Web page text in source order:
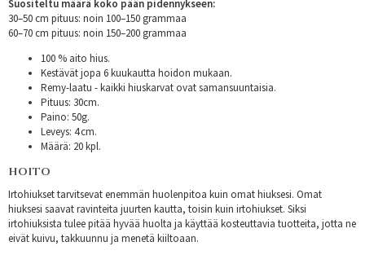
Suositeltu määrä koko pään pidennykseen:
30–50 cm pituus: noin 100–150 grammaa
60–70 cm pituus: noin 150–200 grammaa
100 % aito hius.
Kestävät jopa 6 kuukautta hoidon mukaan.
Remy-laatu - kaikki hiuskarvat ovat samansuuntaisia.
Pituus: 30cm.
Paino: 50g.
Leveys: 4 cm.
Määrä: 20 kpl.
HOITO
Irtohiukset tarvitsevat enemmän huolenpitoa kuin omat hiuksesi. Omat
hiuksesi saavat ravinteita juurten kautta, toisin kuin irtohiukset. Siksi
irtohiuksista tulee pitää hyvää huolta ja käyttää kosteuttavia tuotteita, jotta ne
eivät kuivu, takkuunnu ja menetä kiiltoaan.